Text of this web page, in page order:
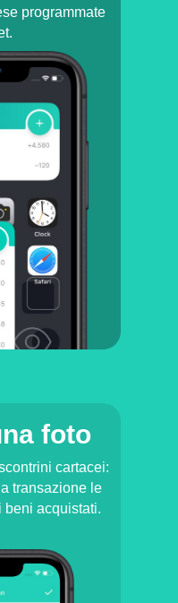
programmate
cartacei:
transazione le
beni acquistati.
foto